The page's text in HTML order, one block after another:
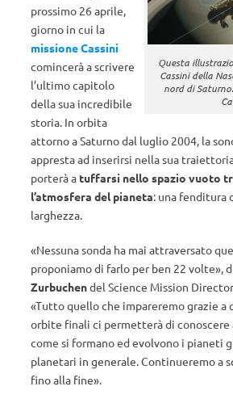
Questa
Cassini della
nord di
prossimo 26 aprile,
giorno in cui la
missione Cassini
comincerà a scrivere
l’ultimo capitolo
della sua incredibile
storia. In orbita
attorno a Saturno dal luglio 2004, la
appresta ad inserirsi nella sua
porterà a tuffarsi nello spazio vuoto
l’atmosfera del pianeta: una fenditura
larghezza.
«Nessuna sonda ha mai attraversato
proponiamo di farlo per ben 22 volte»,
Zurbuchendel Science Mission
«Tutto quello che impareremo grazie a
orbite finali ci permetterà di conoscere
come si formano ed evolvono i pianeti
planetari in generale. Continueremo a
fino alla fine».